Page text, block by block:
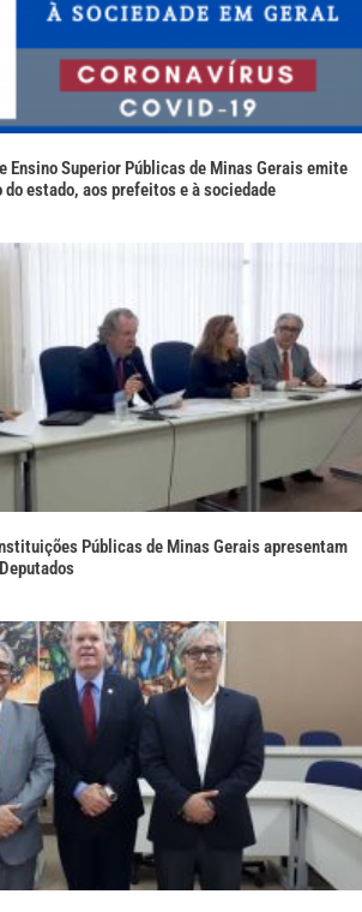
Ensino Superior Públicas de Minas Gerais emite
estado, aos prefeitos e à sociedade
Públicas de Minas Gerais apresentam